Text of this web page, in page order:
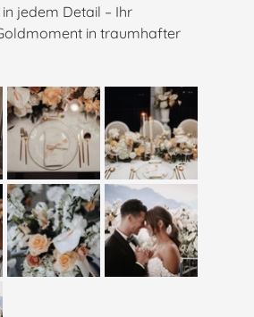
jedem Detail – Ihr
in traumhafter